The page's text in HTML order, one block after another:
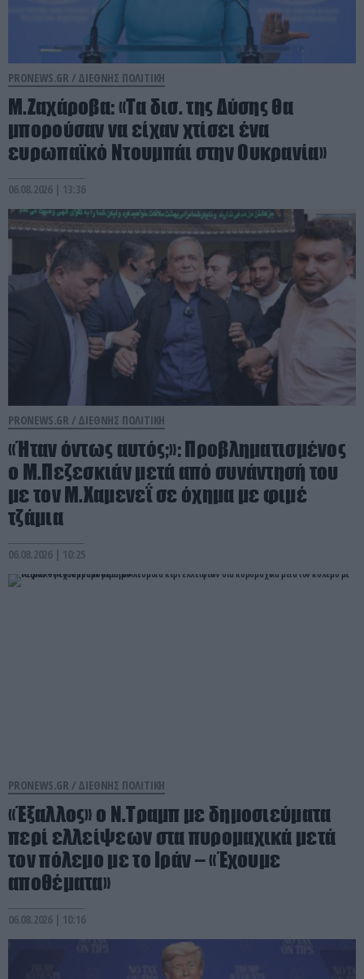
PRONEWS.GR / ΔΙΕΘΝΗΣ ΠΟΛΙΤΙΚΗ
Μ.Ζαχάροβα: «Τα δισ. της Δύσης θα
μπορούσαν να είχαν χτίσει ένα
ευρωπαϊκό Ντουμπάι στην Ουκρανία»
06.08.2026 | 13:36
PRONEWS.GR / ΔΙΕΘΝΗΣ ΠΟΛΙΤΙΚΗ
«Ήταν όντως αυτός;»: Προβληματισμένος
ο Μ.Πεζεσκιάν μετά από συνάντησή του
με τον Μ.Χαμενεΐ σε όχημα με φιμέ
τζάμια
06.08.2026 | 10:25
PRONEWS.GR / ΔΙΕΘΝΗΣ ΠΟΛΙΤΙΚΗ
«Έξαλλος» ο Ν.Τραμπ με δημοσιεύματα
περί ελλείψεων στα πυρομαχικά μετά
τον πόλεμο με το Ιράν – «Έχουμε
αποθέματα»
06.08.2026 | 10:16